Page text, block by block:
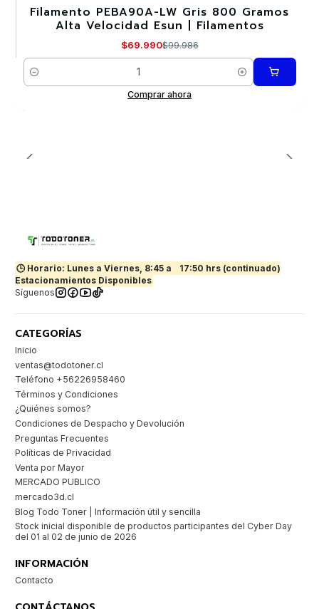
-30%
Filamento PEBA90A-LW Gris 800 Gramos
Alta Velocidad Esun | Filamentos
$69.990$99.986
Cantidad
Comprar ahora
🕒 Horario: Lunes a Viernes, 8:45 a
17:50 hrs (continuado)
Estacionamientos Disponibles
Síguenos
CATEGORÍAS
Inicio
ventas@todotoner.cl
Teléfono +56226958460
Términos y Condiciones
¿Quiénes somos?
Condiciones de Despacho y Devolución
Preguntas Frecuentes
Políticas de Privacidad
Venta por Mayor
MERCADO PUBLICO
mercado3d.cl
Blog Todo Toner | Información útil y sencilla
Stock inicial disponible de productos participantes del Cyber Day
del 01 al 02 de junio de 2026
INFORMACIÓN
Contacto